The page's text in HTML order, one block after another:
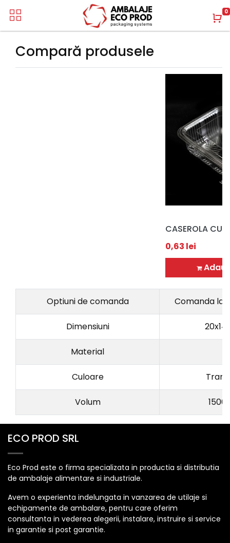
0
Compară produsele
0,63 lei
Optiuni de comanda Comanda la
Dimensiuni
Material
Culoare
Volum
ECO PROD SRL
Eco Prod este o firma specializata in productia si distributia
de ambalaje alimentare si industriale.
Avem o experienta indelungata in vanzarea de utilaje si
echipamente de ambalare, pentru care oferim
consultanta in vederea alegerii, instalare, instruire si service
in garantie si post garantie.